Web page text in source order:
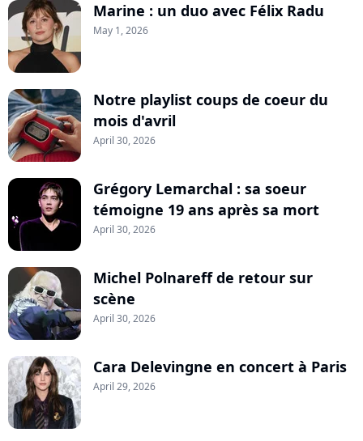
Marine : un duo avec Félix Radu
May 1, 2026
Notre playlist coups de coeur du
mois d'avril
April 30, 2026
Grégory Lemarchal : sa soeur
témoigne 19 ans après sa mort
April 30, 2026
Michel Polnareff de retour sur
scène
April 30, 2026
Cara Delevingne en concert à Paris
April 29, 2026